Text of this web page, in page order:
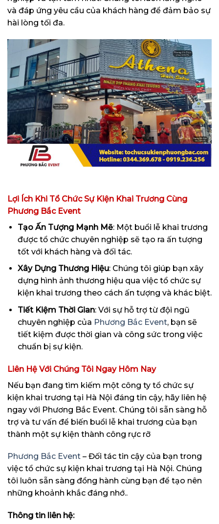
và đáp ứng yêu cầu của khách hàng để đảm bảo sự
hài lòng tối đa.
Lợi Ích Khi Tổ Chức Sự Kiện Khai Trương Cùng
Phương Bắc Event
Tạo Ấn Tượng Mạnh Mẽ: Một buổi lễ khai trương
được tổ chức chuyên nghiệp sẽ tạo ra ấn tượng
tốt với khách hàng và đối tác.
Xây Dựng Thương Hiệu: Chúng tôi giúp bạn xây
dựng hình ảnh thương hiệu qua việc tổ chức sự
kiện khai trương theo cách ấn tượng và khác biệt.
Tiết Kiệm Thời Gian: Với sự hỗ trợ từ đội ngũ
chuyên nghiệp của Phương Bắc Event, bạn sẽ
tiết kiệm được thời gian và công sức trong việc
chuẩn bị sự kiện.
Liên Hệ Với Chúng Tôi Ngay Hôm Nay
Nếu bạn đang tìm kiếm một công ty tổ chức sự
kiện khai trương tại Hà Nội đáng tin cậy, hãy liên hệ
ngay với Phương Bắc Event. Chúng tôi sẵn sàng hỗ
trợ và tư vấn để biến buổi lễ khai trương của bạn
thành một sự kiện thành công rực rỡ
Phương Bắc Event – Đối tác tin cậy của bạn trong
việc tổ chức sự kiện khai trương tại Hà Nội. Chúng
tôi luôn sẵn sàng đồng hành cùng bạn để tạo nên
những khoảnh khắc đáng nhớ..
Thông tin liên hệ: